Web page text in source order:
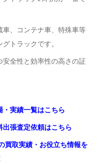
、コンテナ車、特殊車等
トラックです。
安全性と効率性の高さの証
・実績一覧はこちら
出張査定依頼はこちら
買取実績・お役立ち情報を